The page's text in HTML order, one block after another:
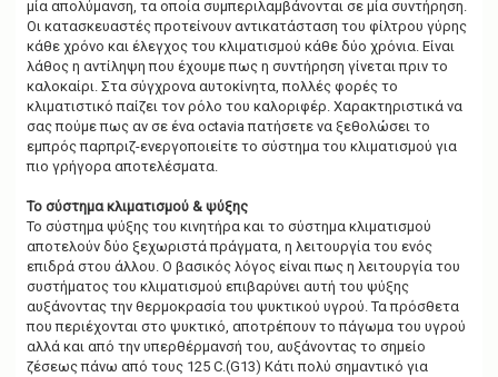
μία απολύμανση, τα οποία συμπεριλαμβάνονται σε μία συντήρηση.
Οι κατασκευαστές προτείνουν αντικατάσταση του φίλτρου γύρης
κάθε χρόνο και έλεγχος του κλιματισμού κάθε δύο χρόνια. Είναι
λάθος η αντίληψη που έχουμε πως η συντήρηση γίνεται πριν το
καλοκαίρι. Στα σύγχρονα αυτοκίνητα, πολλές φορές το
κλιματιστικό παίζει τον ρόλο του καλοριφέρ. Χαρακτηριστικά να
σας πούμε πως αν σε ένα octavia πατήσετε να ξεθολώσει το
εμπρός παρπριζ-ενεργοποιείτε το σύστημα του κλιματισμού για
πιο γρήγορα αποτελέσματα.
To σύστημα κλιματισμού & ψύξης
Το σύστημα ψύξης του κινητήρα και το σύστημα κλιματισμού
αποτελούν δύο ξεχωριστά πράγματα, η λειτουργία του ενός
επιδρά στου άλλου. Ο βασικός λόγος είναι πως η λειτουργία του
συστήματος του κλιματισμού επιβαρύνει αυτή του ψύξης
αυξάνοντας την θερμοκρασία του ψυκτικού υγρού. Τα πρόσθετα
που περιέχονται στο ψυκτικό, αποτρέπουν το πάγωμα του υγρού
αλλά και από την υπερθέρμανσή του, αυξάνοντας το σημείο
ζέσεως πάνω από τους 125 C.(G13) Κάτι πολύ σημαντικό για